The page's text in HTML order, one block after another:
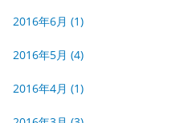
2016年6月 (1)
2016年5月 (4)
2016年4月 (1)